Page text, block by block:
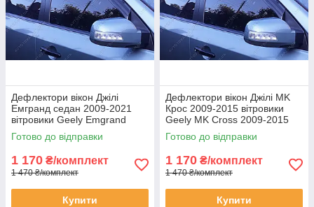
Дефлектори вікон Джілі
Емгранд седан 2009-2021
вітровики Geely Emgrand
sedan 2009-2021 дефлектори
4шт
Готово до відправки
1 170 ₴/комплект
1 470 ₴/комплект
Купити
Дефлектори вікон Джілі MK
Крос 2009-2015 вітровики
Geely MK Cross 2009-2015
дефлектори 4шт
Готово до відправки
1 170 ₴/комплект
1 470 ₴/комплект
Купити